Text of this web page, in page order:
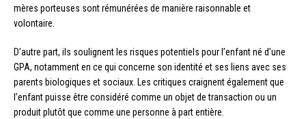
mères porteuses sont rémunérées de manière raisonnable et
volontaire.
D’autre part, ils soulignent les risques potentiels pour l’enfant né d’une
GPA, notamment en ce qui concerne son identité et ses liens avec ses
parents biologiques et sociaux. Les critiques craignent également que
l’enfant puisse être considéré comme un objet de transaction ou un
produit plutôt que comme une personne à part entière.